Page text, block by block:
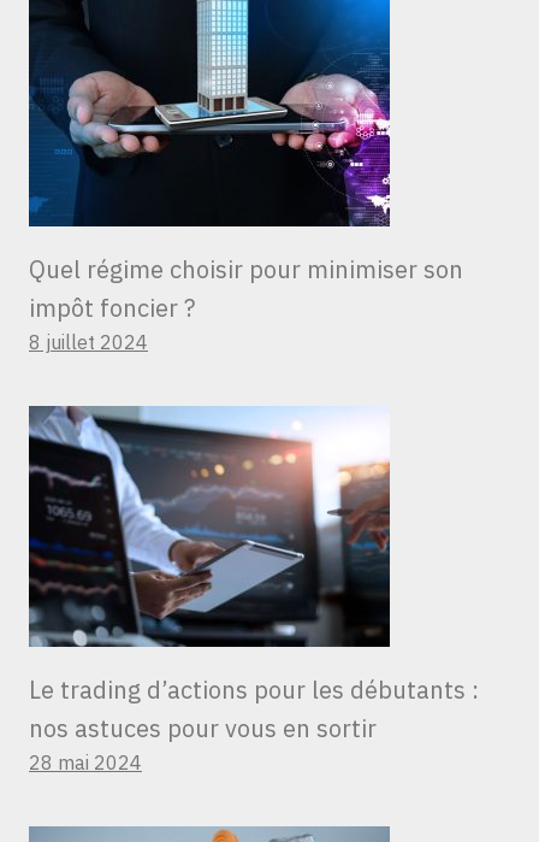
Quel régime choisir pour minimiser son
impôt foncier ?
8 juillet 2024
Le trading d’actions pour les débutants :
nos astuces pour vous en sortir
28 mai 2024